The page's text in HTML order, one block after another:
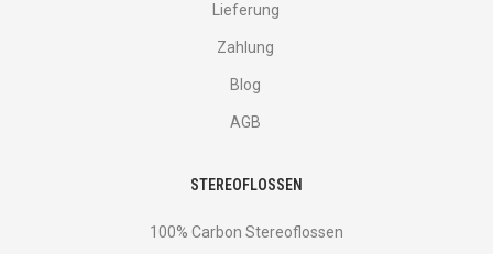
Lieferung
Zahlung
Blog
AGB
STEREOFLOSSEN
100% Carbon Stereoflossen